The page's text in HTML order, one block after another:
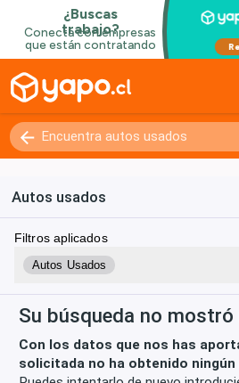
Autos usados
Filtros aplicados
Autos Usados
Su búsqueda no mostró
Con los datos que nos has
solicitada no ha obtenido
Kilómetros 0 - 250000+